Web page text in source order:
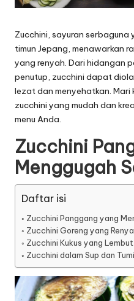
Zucchini, sayuran
timun Jepang, menawarkan
yang renyah. Dari hidangan
penutup, zucchini dapat
lezat dan menyehatkan.
zucchini yang mudah dan
menu Anda.
Zucchini
Menggugah
Daftar isi
Zucchini Panggang yang
Zucchini Goreng yang
Zucchini Kukus yang
Zucchini dalam Sup dan